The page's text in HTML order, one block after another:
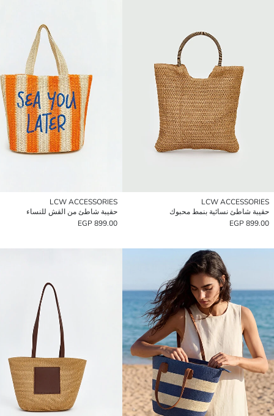
LCW ACCESSORIES
حقيبة شاطئ نسائية بنمط محبوك
899.00 EGP
LCW ACCESSORIES
حقيبة شاطئ من القش للنساء
899.00 EGP